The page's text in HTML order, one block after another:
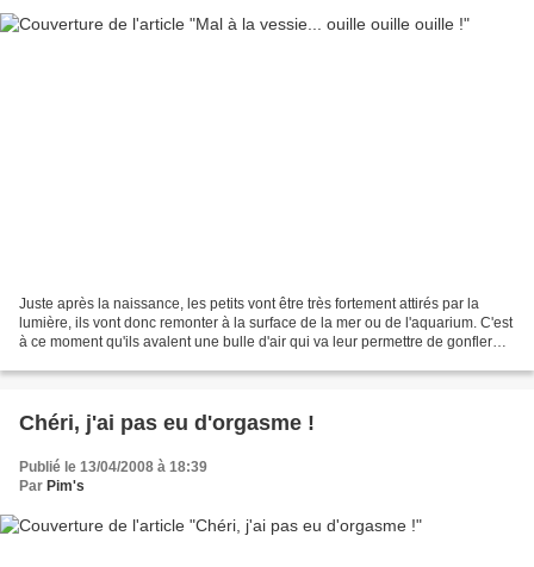
Juste après la naissance, les petits vont être très fortement attirés par la
lumière, ils vont donc remonter à la surface de la mer ou de l'aquarium. C'est
à ce moment qu'ils avalent une bulle d'air qui va leur permettre de gonfler
Chéri, j'ai pas eu d'orgasme !
Publié le 13/04/2008 à 18:39
Par Pim's